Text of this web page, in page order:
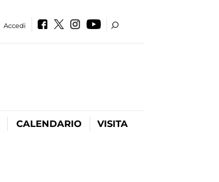
Accedi
CALENDARIO VISITA